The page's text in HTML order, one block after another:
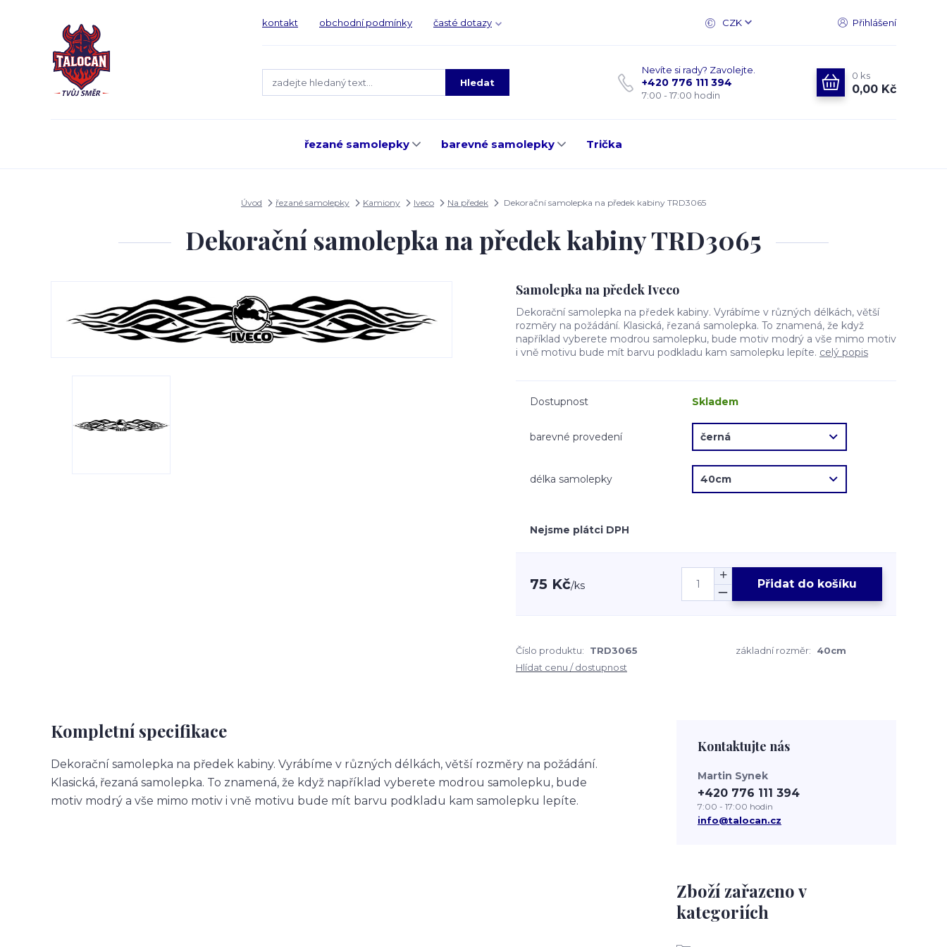
kontakt obchodní podmínky časté dotazy CZK Přihlášení
Hledat
Nevíte si rady? Zavolejte.
+420 776 111 394
7:00 - 17:00 hodin
0 ks
0,00 Kč
řezané samolepky barevné samolepky Trička
Úvod řezané samolepky Kamiony Iveco Na předek Dekorační samolepka na předek kabiny TRD3065
Dekorační samolepka na předek kabiny TRD3065
Samolepka na předek Iveco
Dekorační samolepka na předek kabiny. Vyrábíme v různých délkách, větší
rozměry na požádání. Klasická, řezaná samolepka. To znamená, že když
například vyberete modrou samolepku, bude motiv modrý a vše mimo motiv
i vně motivu bude mít barvu podkladu kam samolepku lepíte. celý popis
Dostupnost Skladem
barevné provedení
délka samolepky
Nejsme plátci DPH
75 Kč/ks Přidat do košíku
Číslo produktu: TRD3065 základní rozměr:
40cm
Hlídat cenu / dostupnost
Kompletní specifikace
Dekorační samolepka na předek kabiny. Vyrábíme v různých délkách, větší rozměry na požádání.
Klasická, řezaná samolepka. To znamená, že když například vyberete modrou samolepku, bude
motiv modrý a vše mimo motiv i vně motivu bude mít barvu podkladu kam samolepku lepíte.
Zboží zařazeno v
kategoriích
Kontaktujte nás
Martin Synek
+420 776 111 394
7:00 - 17:00 hodin
info@talocan.cz